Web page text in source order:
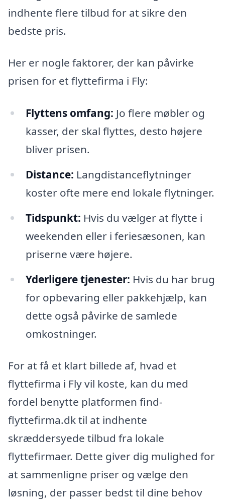
indhente flere tilbud for at sikre den
bedste pris.
Her er nogle faktorer, der kan påvirke
prisen for et flyttefirma i Fly:
Flyttens omfang: Jo flere møbler og
kasser, der skal flyttes, desto højere
bliver prisen.
Distance: Langdistanceflytninger
koster ofte mere end lokale flytninger.
Tidspunkt: Hvis du vælger at flytte i
weekenden eller i feriesæsonen, kan
priserne være højere.
Yderligere tjenester: Hvis du har brug
for opbevaring eller pakkehjælp, kan
dette også påvirke de samlede
omkostninger.
For at få et klart billede af, hvad et
flyttefirma i Fly vil koste, kan du med
fordel benytte platformen find-
flyttefirma.dk til at indhente
skræddersyede tilbud fra lokale
flyttefirmaer. Dette giver dig mulighed for
at sammenligne priser og vælge den
løsning, der passer bedst til dine behov